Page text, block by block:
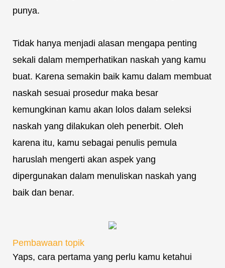
punya.
Tidak hanya menjadi alasan mengapa penting
sekali dalam memperhatikan naskah yang kamu
buat. Karena semakin baik kamu dalam membuat
naskah sesuai prosedur maka besar
kemungkinan kamu akan lolos dalam seleksi
naskah yang dilakukan oleh penerbit. Oleh
karena itu, kamu sebagai penulis pemula
haruslah mengerti akan aspek yang
dipergunakan dalam menuliskan naskah yang
baik dan benar.
Pembawaan topik
Yaps, cara pertama yang perlu kamu ketahui